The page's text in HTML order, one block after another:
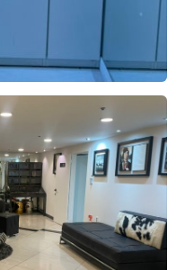
리티 모두 만족스러웠습니
족함 없이 좋은 식사를 대접
니다. 그래서 다시 한번 더
잘했다는 생각이 들었습니
은 없는지 세심하게 체크해
심한 서비스 덕분에 더욱 신
분들께 만족스러운 식사를
.